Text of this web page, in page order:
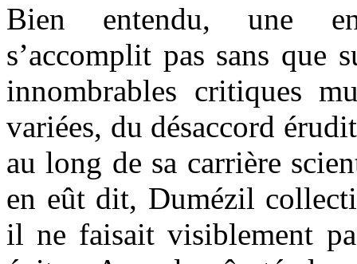
Bien entendu, une
s’accomplit pas sans que
innombrables critiques
variées, du désaccord
au long de sa carrière
en eût dit, Dumézil
il ne faisait visiblement